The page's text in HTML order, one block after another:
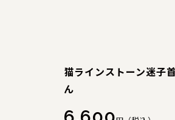
猫ラインストーン迷
ん